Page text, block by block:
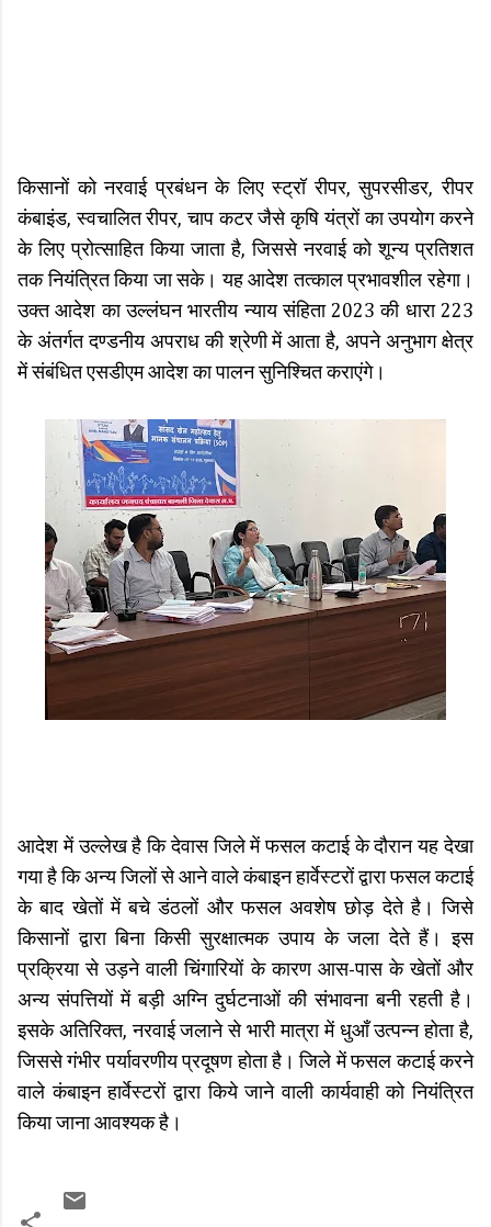
किसानों को नरवाई प्रबंधन के लिए स्ट्रॉ रीपर, सुपरसीडर, रीपर
कंबाइंड, स्वचालित रीपर, चाप कटर जैसे कृषि यंत्रों का उपयोग करने
के लिए प्रोत्साहित किया जाता है, जिससे नरवाई को शून्य प्रतिशत
तक नियंत्रित किया जा सके। यह आदेश तत्काल प्रभावशील रहेगा।
उक्त आदेश का उल्लंघन भारतीय न्याय संहिता 2023 की धारा 223
के अंतर्गत दण्डनीय अपराध की श्रेणी में आता है, अपने अनुभाग क्षेत्र
में संबंधित एसडीएम आदेश का पालन सुनिश्चित कराएंगे।
आदेश में उल्‍लेख है कि देवास जिले में फसल कटाई के दौरान यह देखा
गया है कि अन्य जिलों से आने वाले कंबाइन हार्वेस्टरों द्वारा फसल कटाई
के बाद खेतों में बचे डंठलों और फसल अवशेष छोड़ देते है। जिसे
किसानों द्वारा बिना किसी सुरक्षात्मक उपाय के जला देते हैं। इस
प्रक्रिया से उड़ने वाली चिंगारियों के कारण आस-पास के खेतों और
अन्य संपत्तियों में बड़ी अग्नि दुर्घटनाओं की संभावना बनी रहती है।
इसके अतिरिक्त, नरवाई जलाने से भारी मात्रा में धुआँ उत्पन्न होता है,
जिससे गंभीर पर्यावरणीय प्रदूषण होता है। जिले में फसल कटाई करने
वाले कंबाइन हार्वेस्टरों द्वारा किये जाने वाली कार्यवाही को नियंत्रित
किया जाना आवश्यक है।